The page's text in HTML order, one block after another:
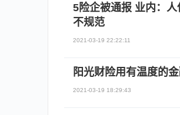
5险企被通报 业内：
不规范
2021-03-19 22:22:11
阳光财险用有温度的
2021-03-19 18:29:43